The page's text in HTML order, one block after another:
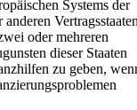
Systems der
oder mehreren
dieser Staaten
zu geben,